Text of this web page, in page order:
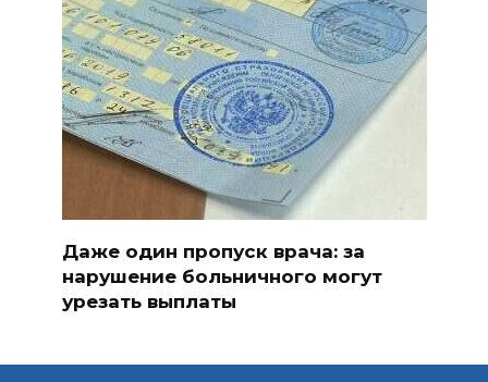
Даже один пропуск врача: за
нарушение больничного могут
урезать выплаты